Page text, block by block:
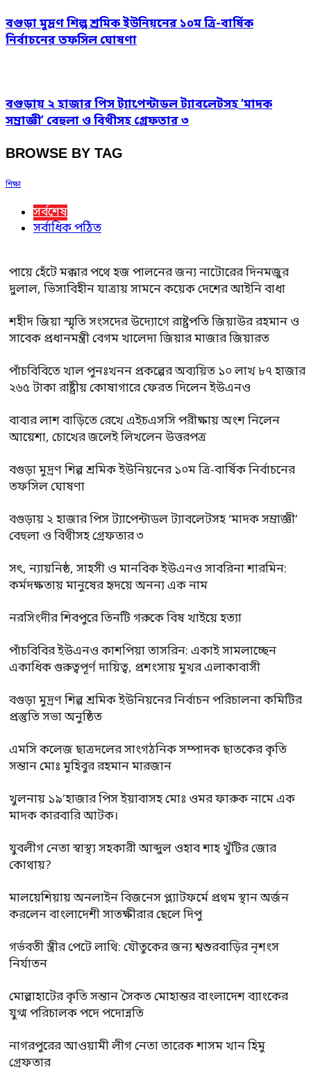
বগুড়া মুদ্রণ শিল্প শ্রমিক ইউনিয়নের ১০ম ত্রি-বার্ষিক
নির্বাচনের তফসিল ঘোষণা
বগুড়ায় ২ হাজার পিস ট্যাপেন্টাডল ট্যাবলেটসহ ‘মাদক
সম্রাজ্ঞী’ বেহুলা ও বিথীসহ গ্রেফতার ৩
BROWSE BY TAG
শিক্ষা
সর্বশেষ
সর্বাধিক পঠিত
পায়ে হেঁটে মক্কার পথে হজ পালনের জন্য নাটোরের দিনমজুর
দুলাল, ভিসাবিহীন যাত্রায় সামনে কয়েক দেশের আইনি বাধা
শহীদ জিয়া স্মৃতি সংসদের উদ্যোগে রাষ্ট্রপতি জিয়াউর রহমান ও
সাবেক প্রধানমন্ত্রী বেগম খালেদা জিয়ার মাজার জিয়ারত
পাঁচবিবিতে খাল পুনঃখনন প্রকল্পের অব্যয়িত ১০ লাখ ৮৭ হাজার
২৬৫ টাকা রাষ্ট্রীয় কোষাগারে ফেরত দিলেন ইউএনও
বাবার লাশ বাড়িতে রেখে এইচএসসি পরীক্ষায় অংশ নিলেন
আয়েশা, চোখের জলেই লিখলেন উত্তরপত্র
বগুড়া মুদ্রণ শিল্প শ্রমিক ইউনিয়নের ১০ম ত্রি-বার্ষিক নির্বাচনের
তফসিল ঘোষণা
বগুড়ায় ২ হাজার পিস ট্যাপেন্টাডল ট্যাবলেটসহ ‘মাদক সম্রাজ্ঞী’
বেহুলা ও বিথীসহ গ্রেফতার ৩
সৎ, ন্যায়নিষ্ঠ, সাহসী ও মানবিক ইউএনও সাবরিনা শারমিন:
কর্মদক্ষতায় মানুষের হৃদয়ে অনন্য এক নাম
নরসিংদীর শিবপুরে তিনটি গরুকে বিষ খাইয়ে হত্যা
পাঁচবিবির ইউএনও কাশপিয়া তাসরিন: একাই সামলাচ্ছেন
একাধিক গুরুত্বপূর্ণ দায়িত্ব, প্রশংসায় মুখর এলাকাবাসী
বগুড়া মুদ্রণ শিল্প শ্রমিক ইউনিয়নের নির্বাচন পরিচালনা কমিটির
প্রস্তুতি সভা অনুষ্ঠিত
এমসি কলেজ ছাত্রদলের সাংগঠনিক সম্পাদক ছাতকের কৃতি
সন্তান মোঃ মুহিবুর রহমান মারজান
খুলনায় ১৯’হাজার পিস ইয়াবাসহ মোঃ ওমর ফারুক নামে এক
মাদক কারবারি আটক।
যুবলীগ নেতা স্বাস্থ্য সহকারী আব্দুল ওহাব শাহ খুঁটির জোর
কোথায়?
মালয়েশিয়ায় অনলাইন বিজনেস প্ল্যাটফর্মে প্রথম স্থান অর্জন
করলেন বাংলাদেশী সাতক্ষীরার ছেলে দিপু
গর্ভবতী স্ত্রীর পেটে লাথি: যৌতুকের জন্য শ্বশুরবাড়ির নৃশংস
নির্যাতন
মোল্লাহাটের কৃতি সন্তান সৈকত মোহান্তর বাংলাদেশ ব্যাংকের
যুগ্ম পরিচালক পদে পদোন্নতি
নাগরপুরের আওয়ামী লীগ নেতা তারেক শাসম খান হিমু
গ্রেফতার